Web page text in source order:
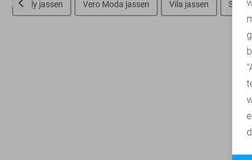
Only jassen Vero Moda jassen Vila jassen